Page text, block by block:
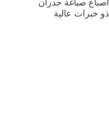
اصباغ صباغة جدران
ذو خبرات عالية